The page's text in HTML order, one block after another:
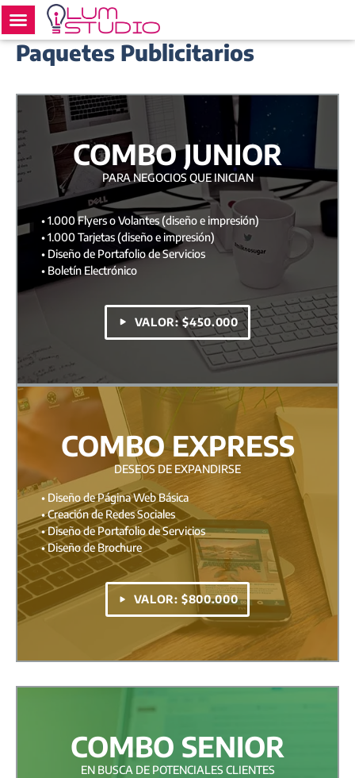
Ir
contenido
Paquetes Publicitarios
COMBO JUNIOR
PARA NEGOCIOS QUE INICIAN
• 1.000 Flyers o Volantes (diseño e impresión)
• 1.000 Tarjetas (diseño e impresión)
• Diseño de Portafolio de Servicios
• Boletín Electrónico
VALOR: $450.000
COMBO EXPRESS
DESEOS DE EXPANDIRSE
• Diseño de Página Web Básica
• Creación de Redes Sociales
• Diseño de Portafolio de Servicios
• Diseño de Brochure
VALOR: $800.000
COMBO SENIOR
EN BUSCA DE POTENCIALES CLIENTES